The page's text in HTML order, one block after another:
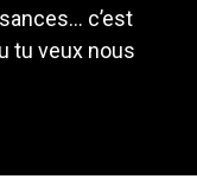
c’est
tu veux nous